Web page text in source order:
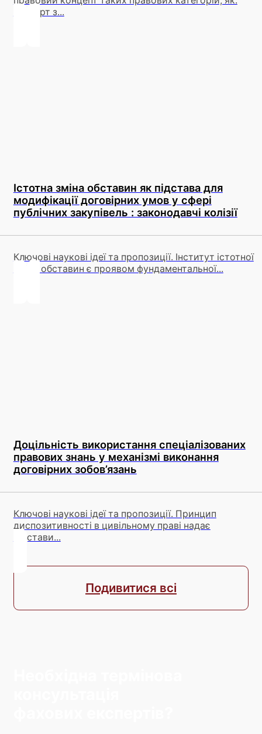
Подивитися всі
експерт з...
Істотна зміна обставин як підстава для
модифікації договірних умов у сфері
публічних закупівель : законодавчі колізії
Ключові наукові ідеї та пропозиції. Інститут істотної
зміни обставин є проявом фундаментальної...
Доцільність використання спеціалізованих
правових знань у механізмі виконання
договірних зобов’язань
Ключові наукові ідеї та пропозиції. Принцип
диспозитивності в цивільному праві надає
підстави...